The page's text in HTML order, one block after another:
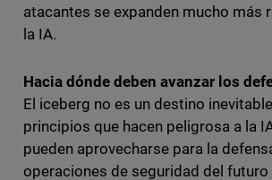
atacantes se expanden mucho más
la IA.
Hacia dónde deben avanzar los
El iceberg no es un destino
principios que hacen peligrosa a la
pueden aprovecharse para la
operaciones de seguridad del